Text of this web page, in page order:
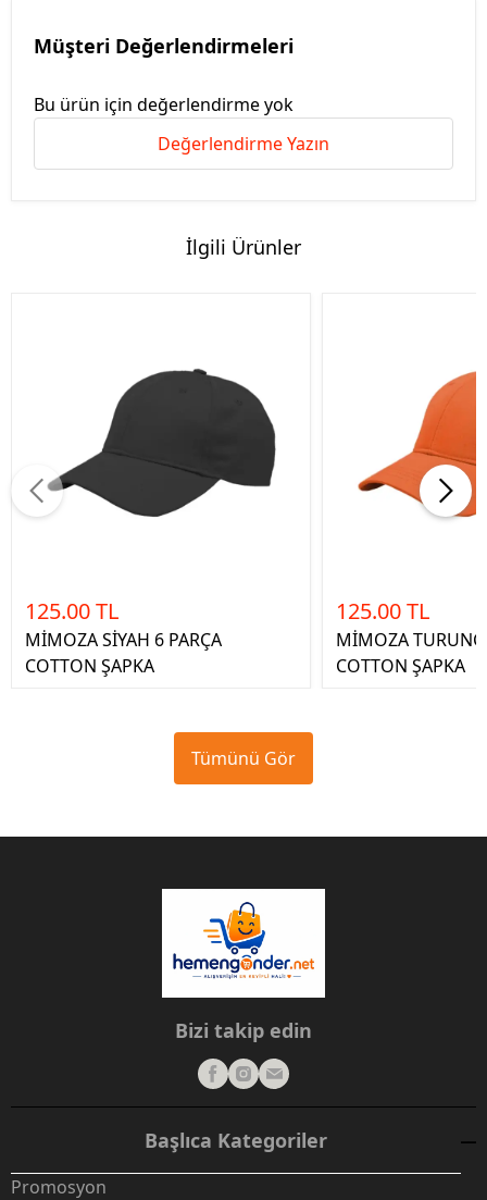
Müşteri Değerlendirmeleri
Bu ürün için değerlendirme yok
Değerlendirme Yazın
İlgili Ürünler
125.00 TL
MİMOZA SİYAH 6 PARÇA
COTTON ŞAPKA
125.00 TL
MİMOZA
COTTON ŞAPKA
Tümünü Gör
Bizi takip edin
Başlıca Kategoriler
Promosyon